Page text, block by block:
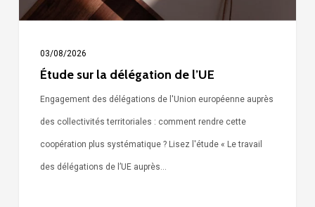
03/08/2026
Étude sur la délégation de l’UE
Engagement des délégations de l'Union européenne auprès
des collectivités territoriales : comment rendre cette
coopération plus systématique ? Lisez l'étude « Le travail
des délégations de l’UE auprès…